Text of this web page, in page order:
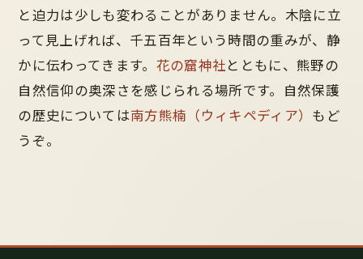
と迫力は少しも変わることがありません。木陰に立
って見上げれば、千五百年という時間の重みが、静
かに伝わってきます。 花の窟神社とともに、熊野の
自然信仰の奥深さを感じられる場所です。自然保護
の歴史については南方熊楠（ウィキペディア） もど
うぞ。